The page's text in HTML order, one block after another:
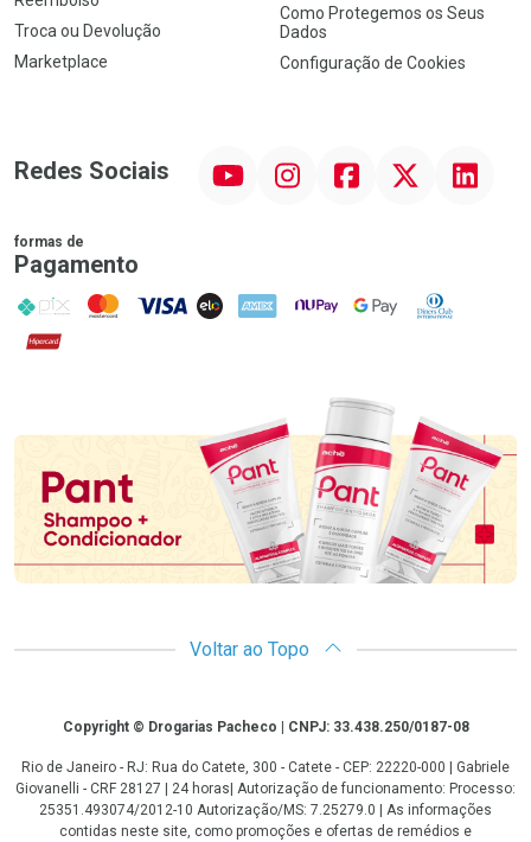
Troca ou Devolução
Marketplace
Como Protegemos os Seus
Dados
Configuração de Cookies
Redes Sociais InstagramFacebook Linkedin
formas de
Pagamento
PIX MasterCard
VISA ELO AMEX NuPay Google PayDiners Club
Hipercard
Promoção em Destaque
Voltar ao Topo
CopyrightCopyright © Drogarias Pacheco | CNPJ: 33.438.250/0187-08
Rio de Janeiro - RJ: Rua do Catete, 300 - Catete - CEP: 22220-000 | Gabriele
Giovanelli - CRF 28127 | 24 horas| Autorização de funcionamento: Processo:
25351.493074/2012-10 Autorização/MS: 7.25279.0 | As informações
contidas neste site, como promoções e ofertas de remédios e